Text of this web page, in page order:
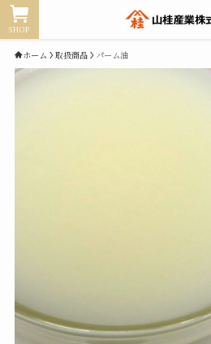
SHOP
ホーム 取扱商品 パーム油